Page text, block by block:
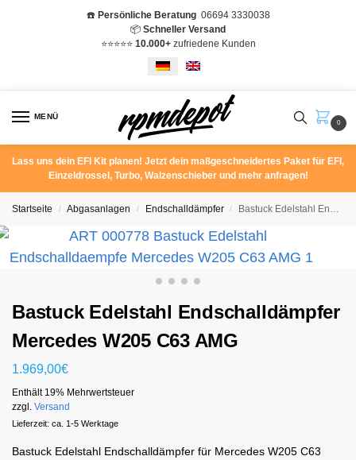
☎️ Persönliche Beratung06694 3330038
📦 Schneller Versand
⭐️⭐️⭐️⭐️⭐️ 10.000+zufriedene Kunden
MENÜ
0
Lass uns dein EFI Kit planen! Jetzt dein maßgeschneidertes Paket für EFI,
Einzeldrossel, Turbo, Walzenschieber und mehr anfragen!
Startseite / Abgasanlagen / Endschalldämpfer / Bastuck Edelstahl Endschalldämpfer Mercedes W205 C63 AMG
Bastuck Edelstahl Endschalldämpfer
Mercedes W205 C63 AMG
1.969,00€
Enthält 19% Mehrwertsteuer
zzgl. Versand
Lieferzeit: ca. 1-5 Werktage
Bastuck Edelstahl Endschalldämpfer für Mercedes W205 C63